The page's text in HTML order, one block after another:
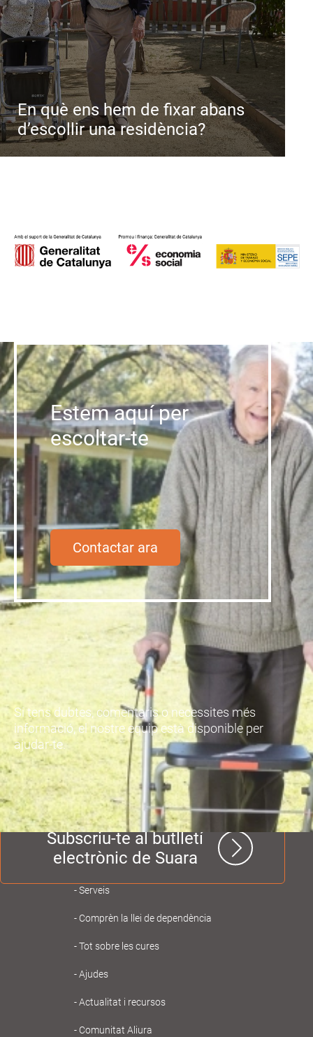
En què ens hem de fixar abans
d’escollir una residència?
Estem aquí per
escoltar-te
Contactar ara
Si tens dubtes, comentaris o necessites més
informació, el nostre equip està disponible per
ajudar-te.
Subscriu-te al butlletí
electrònic de Suara
Navegación
principal
Gent
Gran
Serveis
Comprèn la llei de dependència
Tot sobre les cures
Ajudes
Actualitat i recursos
Comunitat Aliura